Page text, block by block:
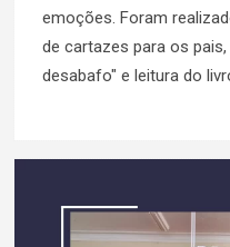
emoções. Foram
de cartazes para os
desabafo" e leitura do